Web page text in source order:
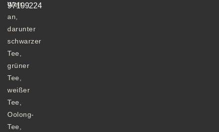
Welt
an,
darunter
schwarzer
Tee,
grüner
Tee,
weißer
Tee,
Oolong-
Tee,
97199224